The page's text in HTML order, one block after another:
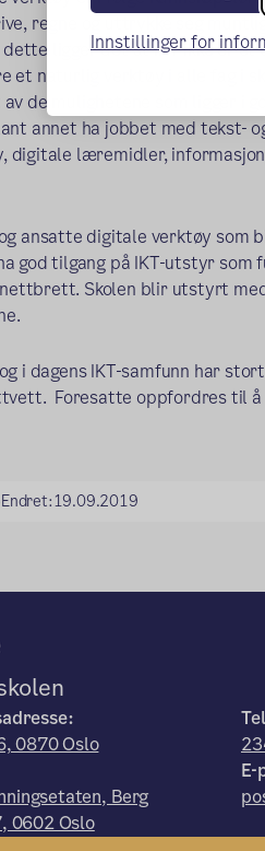
Innstillinger for
regne og uttrykke seg
ligger det at IKT ikke er et
et naturlig verktøy i alle fag i
de mulighetene som ligger i
annet ha jobbet med tekst-
digitale læremidler,
ansatte digitale verktøy
god tilgang på IKT-utstyr
Skolen blir utstyrt
i dagens IKT-samfunn har
Foresatte oppfordres til å
Endret:19.09.2019
0870 Oslo
Berg
0602 Oslo
E-